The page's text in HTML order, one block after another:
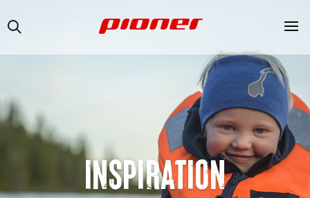
INSPIRATION